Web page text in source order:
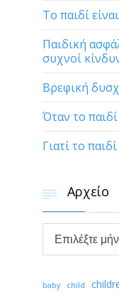
Το παιδί
Παιδική
συχνοί
Βρεφική
Όταν το
Γιατί το
 Αρχείο
Αρχείο
baby child